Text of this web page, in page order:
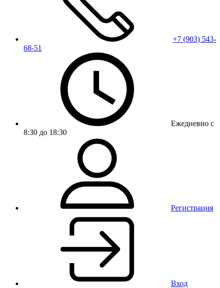
+7 (903) 543-
68-51
Ежедневно с
8:30 до 18:30
Регистрация
Вход